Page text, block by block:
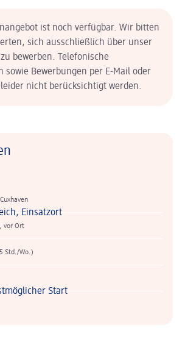
ist noch verfügbar. Wir bitten
sich ausschließlich über unser
bewerben. Telefonische
sowie Bewerbungen per E-Mail oder
nicht berücksichtigt werden.
Einsatzort
vor Ort
Std./Wo.)
Start